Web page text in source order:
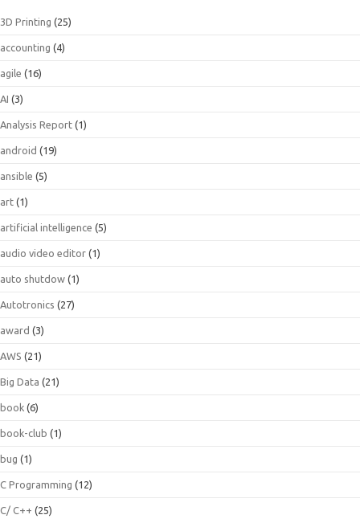
3D Printing (25)
accounting (4)
agile (16)
AI (3)
Analysis Report (1)
android (19)
ansible (5)
art (1)
artificial intelligence (5)
audio video editor (1)
auto shutdow (1)
Autotronics (27)
award (3)
AWS (21)
Big Data (21)
book (6)
book-club (1)
bug (1)
C Programming (12)
C/ C++ (25)